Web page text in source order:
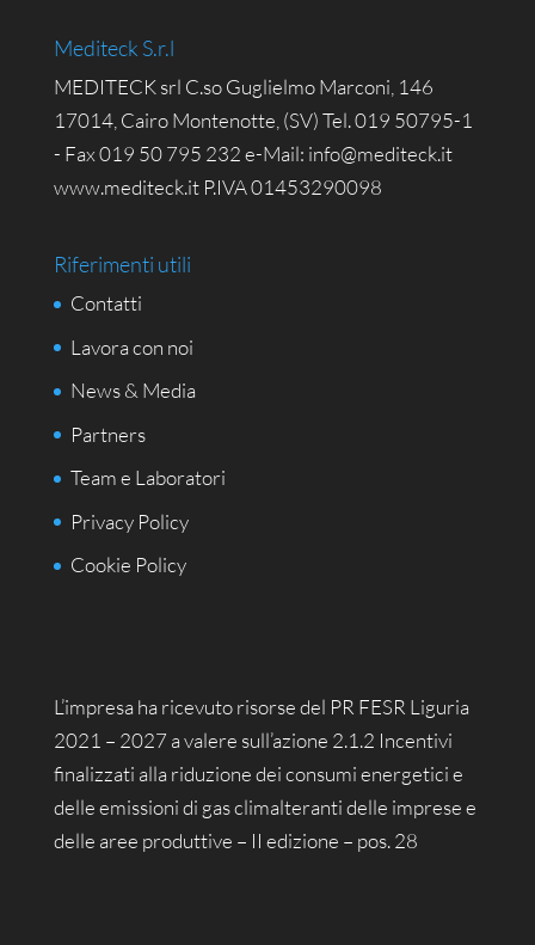
Mediteck S.r.l
MEDITECK srl C.so Guglielmo Marconi, 146
17014, Cairo Montenotte, (SV) Tel. 019 50795-1
- Fax 019 50 795 232 e-Mail: info@mediteck.it
www.mediteck.it P.IVA 01453290098
Riferimenti utili
Contatti
Lavora con noi
News & Media
Partners
Team e Laboratori
Privacy Policy
Cookie Policy
L’impresa ha ricevuto risorse del PR FESR Liguria
2021 – 2027 a valere sull’azione 2.1.2 Incentivi
finalizzati alla riduzione dei consumi energetici e
delle emissioni di gas climalteranti delle imprese e
delle aree produttive – II edizione – pos. 28